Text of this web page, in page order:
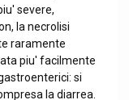
severe,
la necrolisi
raramente
piu' facilmente
si
la diarrea.